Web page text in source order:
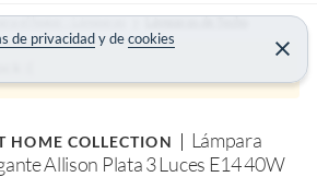
B
a
de privacidadydecookies
el hogar - Lámparas Lámparas de Techo
:(
HOME COLLECTION
Lámpara
Allison Plata 3 Luces E14 40W